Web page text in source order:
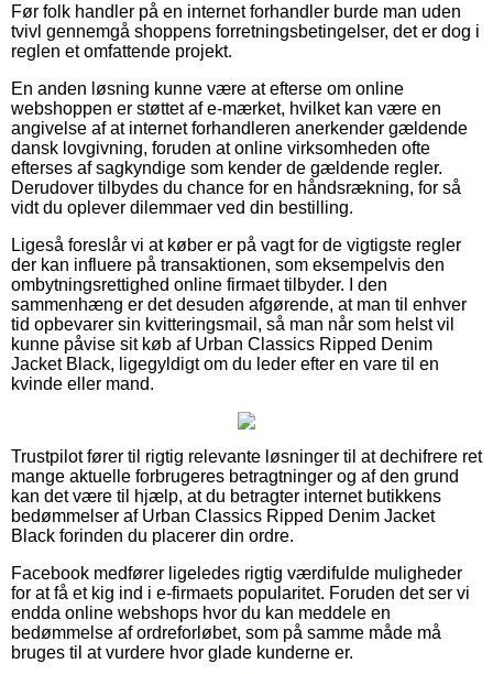
Før folk handler på en internet forhandler burde man uden
tvivl gennemgå shoppens forretningsbetingelser, det er dog i
reglen et omfattende projekt.
En anden løsning kunne være at efterse om online
webshoppen er støttet af e-mærket, hvilket kan være en
angivelse af at internet forhandleren anerkender gældende
dansk lovgivning, foruden at online virksomheden ofte
efterses af sagkyndige som kender de gældende regler.
Derudover tilbydes du chance for en håndsrækning, for så
vidt du oplever dilemmaer ved din bestilling.
Ligeså foreslår vi at køber er på vagt for de vigtigste regler
der kan influere på transaktionen, som eksempelvis den
ombytningsrettighed online firmaet tilbyder. I den
sammenhæng er det desuden afgørende, at man til enhver
tid opbevarer sin kvitteringsmail, så man når som helst vil
kunne påvise sit køb af Urban Classics Ripped Denim
Jacket Black, ligegyldigt om du leder efter en vare til en
kvinde eller mand.
Trustpilot fører til rigtig relevante løsninger til at dechifrere ret
mange aktuelle forbrugeres betragtninger og af den grund
kan det være til hjælp, at du betragter internet butikkens
bedømmelser af Urban Classics Ripped Denim Jacket
Black forinden du placerer din ordre.
Facebook medfører ligeledes rigtig værdifulde muligheder
for at få et kig ind i e-firmaets popularitet. Foruden det ser vi
endda online webshops hvor du kan meddele en
bedømmelse af ordreforløbet, som på samme måde må
bruges til at vurdere hvor glade kunderne er.